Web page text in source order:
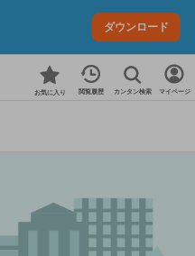
ダウンロード
お気に入り 閲覧履歴 カンタン検索 マイページ